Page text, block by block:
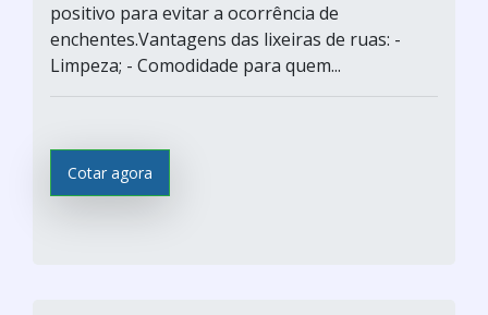
positivo para evitar a ocorrência de
enchentes.Vantagens das lixeiras de ruas: -
Limpeza; - Comodidade para quem...
Cotar agora